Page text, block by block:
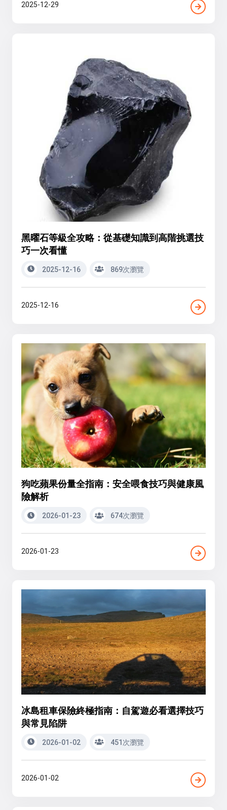
2025-12-29
黑曜石等級全攻略：從基礎知識到高階挑選技
巧一次看懂
2025-12-16 869次瀏覽
2025-12-16
狗吃蘋果份量全指南：安全喂食技巧與健康風
險解析
2026-01-23 674次瀏覽
2026-01-23
冰島租車保險終極指南：自駕遊必看選擇技巧
與常見陷阱
2026-01-02 451次瀏覽
2026-01-02